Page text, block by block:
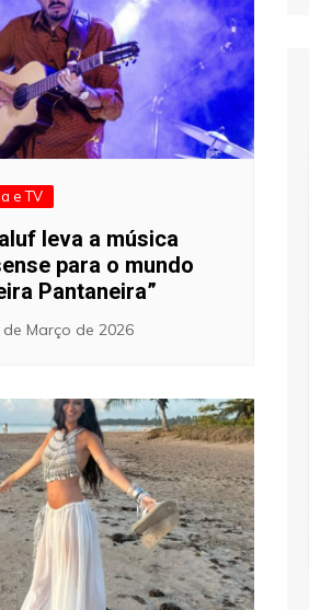
e TV
leva a música
para o mundo
Pantaneira”
de Março de 2026